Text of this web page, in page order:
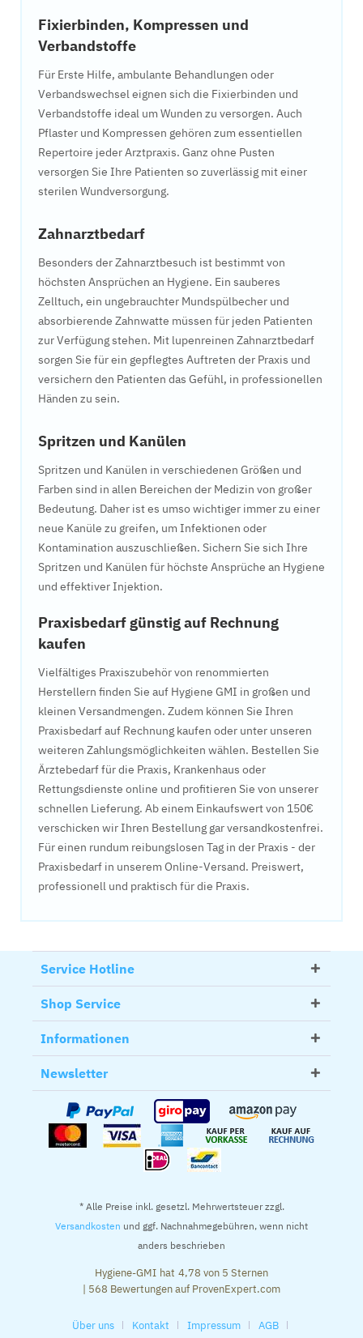
Fixierbinden, Kompressen und
Verbandstoffe
Für Erste Hilfe, ambulante Behandlungen oder
Verbandswechsel eignen sich die Fixierbinden und
Verbandstoffe ideal um Wunden zu versorgen. Auch
Pflaster und Kompressen gehören zum essentiellen
Repertoire jeder Arztpraxis. Ganz ohne Pusten
versorgen Sie Ihre Patienten so zuverlässig mit einer
sterilen Wundversorgung.
Zahnarztbedarf
Besonders der Zahnarztbesuch ist bestimmt von
höchsten Ansprüchen an Hygiene. Ein sauberes
Zelltuch, ein ungebrauchter Mundspülbecher und
absorbierende Zahnwatte müssen für jeden Patienten
zur Verfügung stehen. Mit lupenreinen Zahnarztbedarf
sorgen Sie für ein gepflegtes Auftreten der Praxis und
versichern den Patienten das Gefühl, in professionellen
Händen zu sein.
Spritzen und Kanülen
Spritzen und Kanülen in verschiedenen Größen und
Farben sind in allen Bereichen der Medizin von großer
Bedeutung. Daher ist es umso wichtiger immer zu einer
neue Kanüle zu greifen, um Infektionen oder
Kontamination auszuschließen. Sichern Sie sich Ihre
Spritzen und Kanülen für höchste Ansprüche an Hygiene
und effektiver Injektion.
Praxisbedarf günstig auf Rechnung
kaufen
Vielfältiges Praxiszubehör von renommierten
Herstellern finden Sie auf Hygiene GMI in großen und
kleinen Versandmengen. Zudem können Sie Ihren
Praxisbedarf auf Rechnung kaufen oder unter unseren
weiteren Zahlungsmöglichkeiten wählen. Bestellen Sie
Ärztebedarf für die Praxis, Krankenhaus oder
Rettungsdienste online und profitieren Sie von unserer
schnellen Lieferung. Ab einem Einkaufswert von 150€
verschicken wir Ihren Bestellung gar versandkostenfrei.
Für einen rundum reibungslosen Tag in der Praxis - der
Praxisbedarf in unserem Online-Versand. Preiswert,
professionell und praktisch für die Praxis.
Service Hotline
Shop Service
Informationen
Newsletter
* Alle Preise inkl. gesetzl. Mehrwertsteuer zzgl.
Versandkosten und ggf. Nachnahmegebühren, wenn nicht
anders beschrieben
Hygiene-GMI hat 4,78 von 5 Sternen
| 568 Bewertungen auf ProvenExpert.com
Über uns Kontakt Impressum AGB